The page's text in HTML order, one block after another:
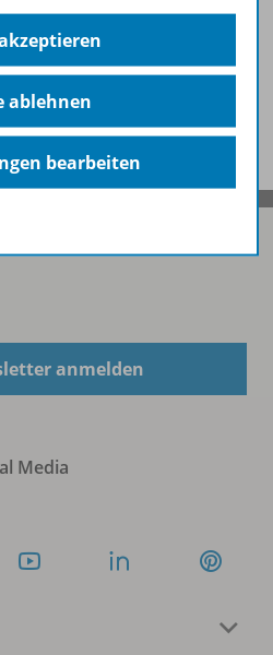
Ausgabe
anmelden
Media
ablehnen
bearbeiten